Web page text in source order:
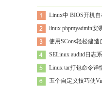
Linux中 BIOS开机
linux phpmyadmin
使用SCons轻松建造
SELinux auditd日志
Linux tar打包命令详
五个自定义技巧使